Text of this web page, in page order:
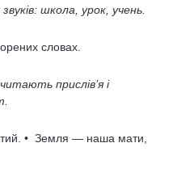
школа, урок, учень.
словах.
прислів’я і
• Земля — наша мати,